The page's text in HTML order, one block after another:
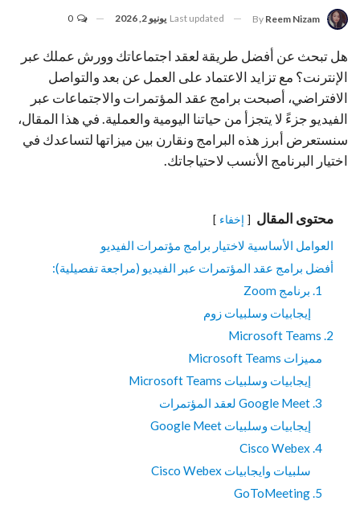
By Reem Nizam
Last updated يونيو 2, 2026
هل تبحث عن أفضل طريقة لعقد اجتماعاتك وورش عملك عبر
الإنترنت؟ مع تزايد الاعتماد على العمل عن بعد والتواصل
الافتراضي، أصبحت برامج عقد المؤتمرات والاجتماعات عبر
الفيديو جزءً لا يتجزأ من حياتنا اليومية والعملية. في هذا المقال،
سنستعرض أبرز هذه البرامج ونقارن بين ميزاتها لتساعدك في
اختيار البرنامج الأنسب لاحتياجاتك.
محتوى المقال إخفاء
العوامل الأساسية لاختيار برامج مؤتمرات الفيديو
أفضل برامج عقد المؤتمرات عبر الفيديو (مراجعة تفصيلية):
1. برنامج Zoom
إيجابيات وسلبيات زوم
2. Microsoft Teams
مميزات Microsoft Teams
إيجابيات وسلبيات Microsoft Teams
3. Google Meet لعقد المؤتمرات
إيجابيات وسلبيات Google Meet
4. Cisco Webex
سلبيات وايجابيات Cisco Webex
5. GoToMeeting